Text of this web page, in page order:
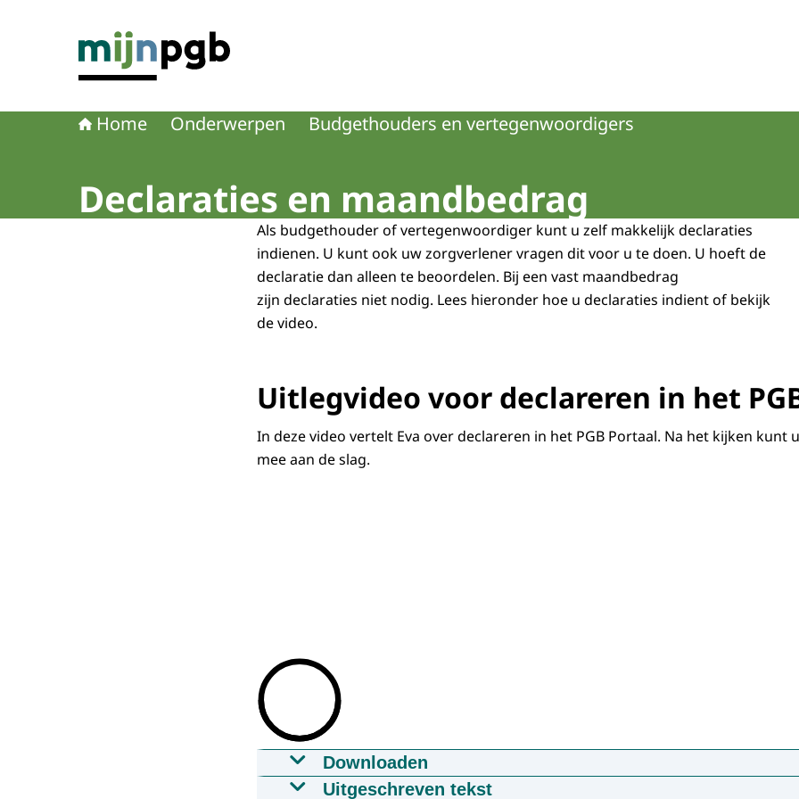
Home Onderwerpen Budgethouders en vertegenwoordigers
Declaraties en maandbedrag
Als budgethouder of vertegenwoordiger kunt u zelf makkelijk declaraties
indienen. U kunt ook uw zorgverlener vragen dit voor u te doen. U hoeft de
declaratie dan alleen te beoordelen. Bij een vast maandbedrag
zijn declaraties niet nodig. Lees hieronder hoe u declaraties indient of bekijk
de video.
Uitlegvideo voor declareren in het
In deze video vertelt Eva over declareren in het PGB Portaal. Na het kijken kunt
mee aan de slag.
Downloaden
Uitlegvideo PGB Portaal indienen declaratie
Uitgeschreven tekst